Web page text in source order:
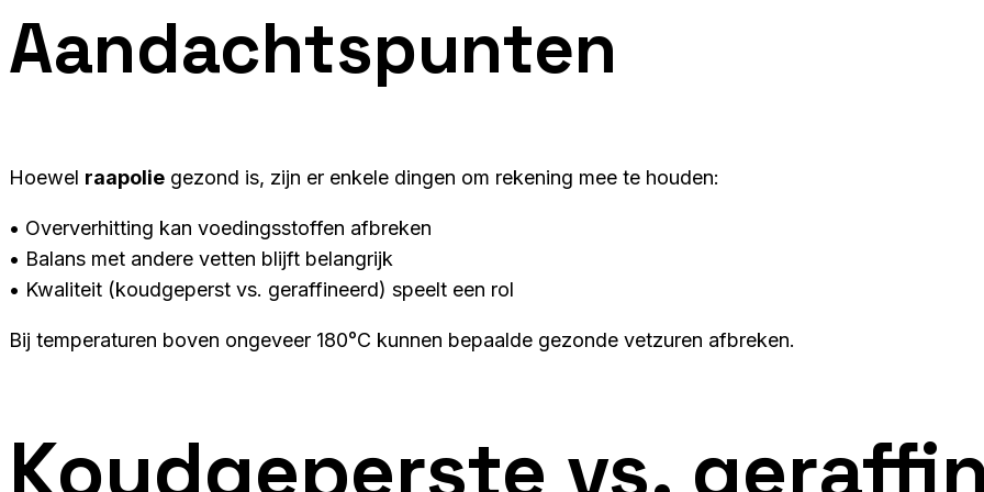
Aandachtspunten
Hoewel raapolie gezond is, zijn er enkele dingen om rekening mee te houden:
• Oververhitting kan voedingsstoffen afbreken
• Balans met andere vetten blijft belangrijk
• Kwaliteit (koudgeperst vs. geraffineerd) speelt een rol
Bij temperaturen boven ongeveer 180°C kunnen bepaalde gezonde vetzuren afbreken.
Koudgeperste vs.